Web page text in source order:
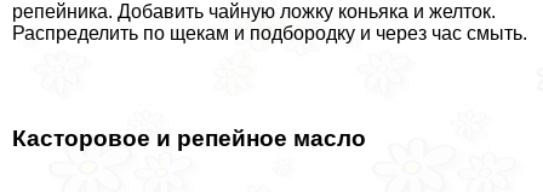
репейника. Добавить чайную ложку коньяка и желток.
Распределить по щекам и подбородку и через час смыть.
Касторовое и репейное масло